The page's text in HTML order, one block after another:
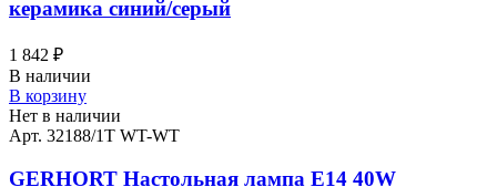
керамика синий/серый
1 842 ₽
В наличии
В корзину
Нет в наличии
Арт. 32188/1T WT-WT
GERHORT Настольная лампа Е14 40W